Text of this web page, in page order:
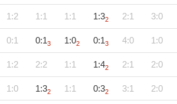
1:2 1:1 1:1 1:32 2:1 3:0
0:1 0:13 1:02 0:13 4:0 1:0
1:2 2:2 1:1 1:42 2:1 2:0
1:0 1:32 1:1 0:32 3:1 2:0